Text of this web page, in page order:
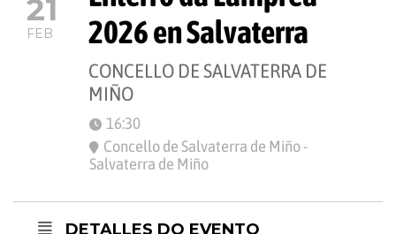
21
FEB
2026 en Salvaterra
CONCELLO DE SALVATERRA DE
MIÑO
16:30
Concello de Salvaterra de Miño -
Salvaterra de Miño
DETALLES DO EVENTO